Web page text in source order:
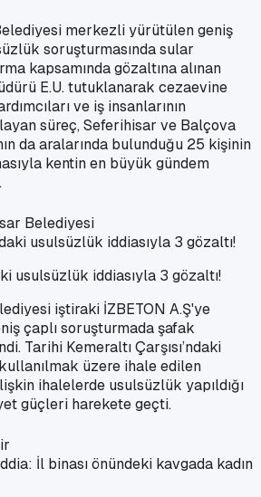
merkezli yürütülen geniş
soruşturmasında sular
kapsamında gözaltına alınan
E.U. tutuklanarak cezaevine
ve iş insanlarının
süreç, Seferihisar ve Balçova
da aralarında bulunduğu 25 kişinin
kentin en büyük gündem
Belediyesi
usulsüzlük iddiasıyla 3 gözaltı!
iştiraki İZBETON A.Ş'ye
çaplı soruşturmada şafak
Tarihi Kemeraltı Çarşısı’ndaki
üzere ihale edilen
ihalelerde usulsüzlük yapıldığı
güçleri harekete geçti.